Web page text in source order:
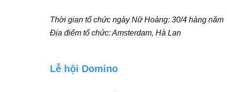
Thời gian tổ chức ngày Nữ Hoàng: 30/4 hàng năm
Địa điểm tổ chức: Amsterdam, Hà Lan
Lễ hội Domino